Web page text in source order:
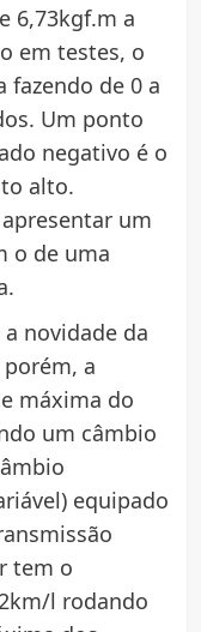
6,73kgf.m a
em testes, o
de 0 a
Um ponto
negativo é o
alto.
um
o de uma
novidade da
a
máxima do
um câmbio
equipado
tem o
l rodando